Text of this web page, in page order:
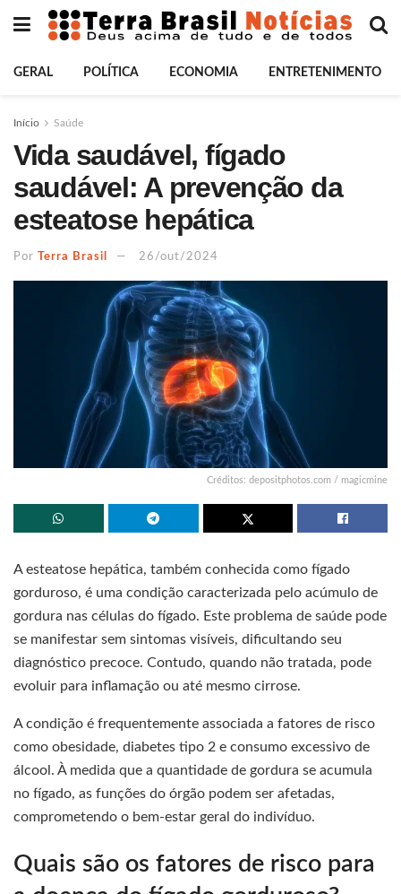
GERAL POLÍTICA ECONOMIA ENTRETENIMENTO
Início Saúde
Vida saudável, fígado
saudável: A prevenção da
esteatose hepática
Por Terra Brasil 26/out/2024
Créditos: depositphotos.com / magicmine
A esteatose hepática, também conhecida como fígado
gorduroso, é uma condição caracterizada pelo acúmulo de
gordura nas células do fígado. Este problema de saúde pode
se manifestar sem sintomas visíveis, dificultando seu
diagnóstico precoce. Contudo, quando não tratada, pode
evoluir para inflamação ou até mesmo cirrose.
A condição é frequentemente associada a fatores de risco
como obesidade, diabetes tipo 2 e consumo excessivo de
álcool. À medida que a quantidade de gordura se acumula
no fígado, as funções do órgão podem ser afetadas,
comprometendo o bem-estar geral do indivíduo.
Quais são os fatores de risco para